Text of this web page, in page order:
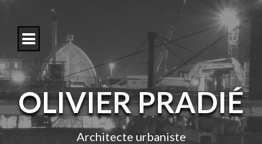
o
c
n
e
OLIVIER PRADIÉ
Architecte urbaniste